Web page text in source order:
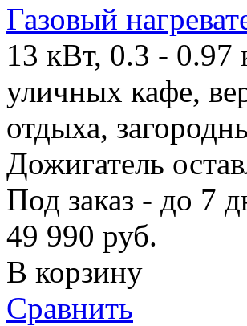
Газовый
13 кВт, 0.3 - 0.97
уличных кафе,
отдыха,
Дожигатель
Под заказ - до 7
49 990 руб.
В корзину
Сравнить